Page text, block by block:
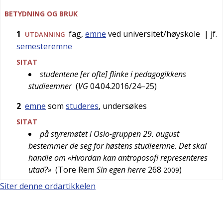
BETYDNING OG BRUK
1 UTDANNING fag, emne ved universitet/høyskole | jf.
semesteremne
SITAT
studentene [er ofte] flinke i pedagogikkens
studieemner (VG04.04.2016/24–25)
2 emne som studeres, undersøkes
SITAT
på styremøtet i Oslo-gruppen 29. august
bestemmer de seg for høstens studieemne. Det skal
handle om «Hvordan kan antroposofi representeres
utad?» (Tore Rem Sin egen herre 268 2009)
Siter denne ordartikkelen